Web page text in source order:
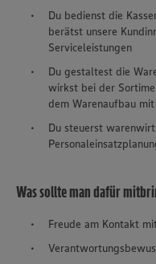
Du bedienst die
berätst unsere
Serviceleistungen
Du gestaltest die
wirkst bei der
dem Warenaufbau mit
Du steuerst
Was sollte man dafür
Freude am Kontakt